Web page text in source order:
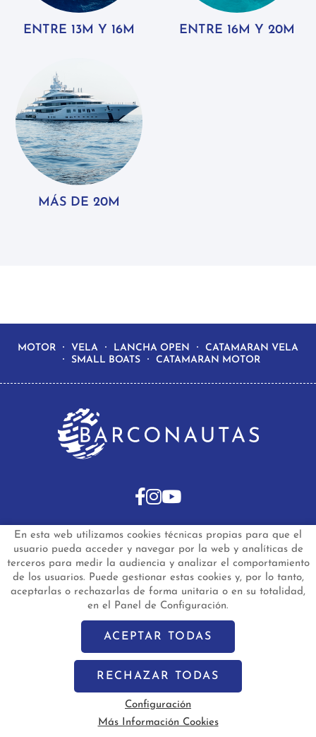
ENTRE 13M Y 16M ENTRE 16M Y 20M
MÁS DE 20M
En esta web utilizamos cookies técnicas propias para que el
usuario pueda acceder y navegar por la web y analíticas de
terceros para medir la audiencia y analizar el comportamiento
de los usuarios. Puede gestionar estas cookies y, por lo tanto,
aceptarlas o rechazarlas de forma unitaria o en su totalidad,
en el Panel de Configuración.
ACEPTAR TODAS
RECHAZAR TODAS
Configuración
Más Información Cookies
MOTOR VELA LANCHA OPEN
CATAMARAN VELA
SMALL BOATS
CATAMARAN MOTOR
INICIO
BARCOS DE SEGUNDA MANO
BARCOS NUEVOS EN STOCK
NOTICIAS
PREGUNTAS FRECUENTES
CONTACTO
Política de Privacidad de Datos
Política de Cookies
Configuración de Cookies
© 2024 - Diseño y programación por